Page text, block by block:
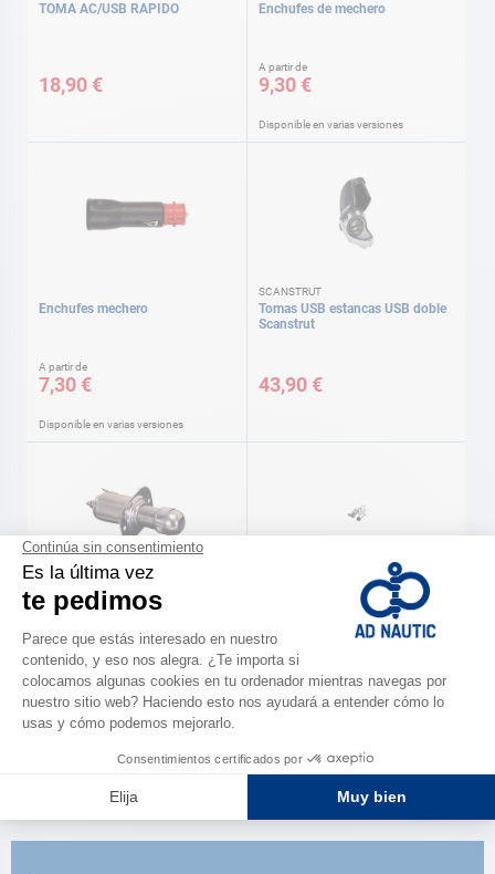
TOMA AC/USB RAPIDO
18,90 €
Enchufes de mechero
A partir de
9,30 €
Disponible en varias versiones
Enchufes mechero
A partir de
7,30 €
Disponible en varias versiones
SCANSTRUT
Tomas USB estancas USB doble
Scanstrut
43,90 €
Enchufe mechero Inox y cromo +
cromo AD
31,00 €
Enchufe mechero todo inox
interior / exterior Acero
inoxidable AD
35,90 €